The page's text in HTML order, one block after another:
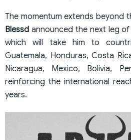
The momentum extends beyond
Blessd announced the next leg
which will take him to
Guatemala, Honduras, Costa
Nicaragua, Mexico, Bolivia,
reinforcing the international
years.